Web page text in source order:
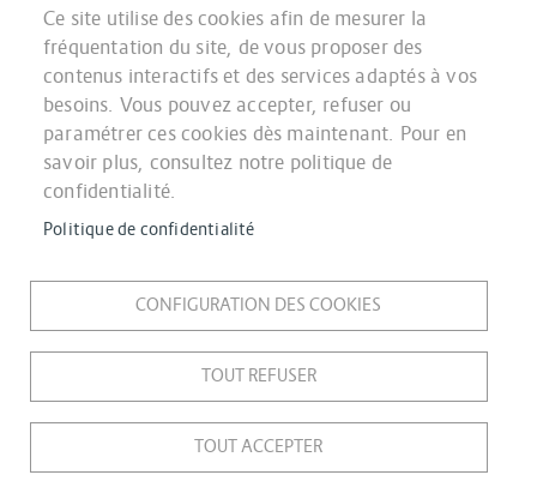
CONFIRM IT
ENGINOV
EXTEAM
FASTOR Ingénierie
HEXAGONE DIGITALE
IGM
INSTILIA
PARTENAIRE GC
SYMOLIA
SAPIENS Consulting
TIBCO
TILENCIA
YZZY
de
Accueil
Mentions légales et Politique de Confidentialité
Plan du site
Contact
Ce site utilise des cookies afin de mesurer la
fréquentation du site, de vous proposer des
contenus interactifs et des services adaptés à vos
besoins. Vous pouvez accepter, refuser ou
paramétrer ces cookies dès maintenant. Pour en
savoir plus, consultez notre politique de
confidentialité.
Politique de confidentialité
CONFIGURATION DES COOKIES
TOUT REFUSER
TOUT ACCEPTER